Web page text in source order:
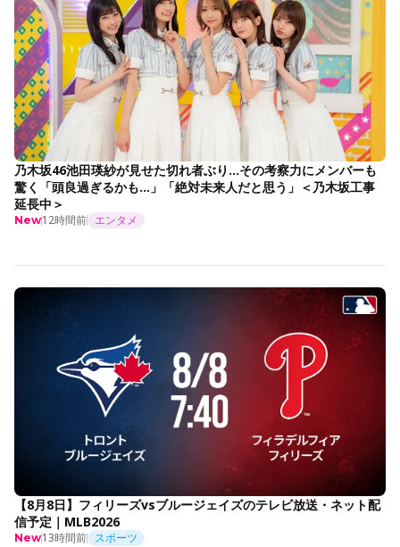
乃木坂46池田瑛紗が見せた切れ者ぶり…その考察力にメンバーも
驚く「頭良過ぎるかも…」「絶対未来人だと思う」＜乃木坂工事
延長中＞
New12時間前 エンタメ
【8月8日】フィリーズvsブルージェイズのテレビ放送・ネット配
信予定｜MLB2026
New13時間前 スポーツ